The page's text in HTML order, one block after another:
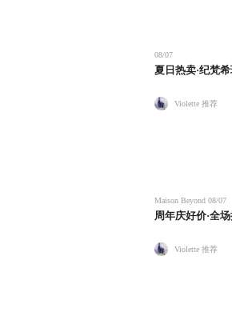
08/07
夏日热卖·纪梵
Violette 推荐
Maison Beyond 08/07
周年庆好价·全
Violette 推荐